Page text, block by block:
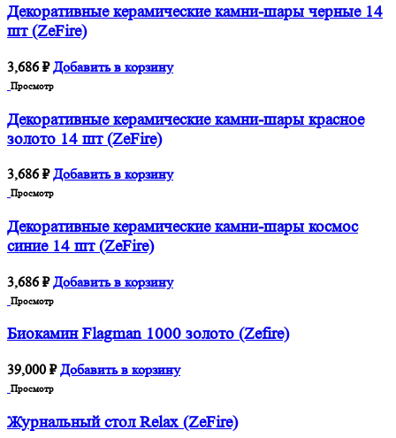
Декоративные керамические камни-шары черные 14
шт (ZeFire)
3,686 ₽ Добавить в корзину
Просмотр
Декоративные керамические камни-шары красное
золото 14 шт (ZeFire)
3,686 ₽ Добавить в корзину
Просмотр
Декоративные керамические камни-шары космос
синие 14 шт (ZeFire)
3,686 ₽ Добавить в корзину
Просмотр
Биокамин Flagman 1000 золото (Zefire)
39,000 ₽ Добавить в корзину
Просмотр
Журнальный стол Relax (ZeFire)